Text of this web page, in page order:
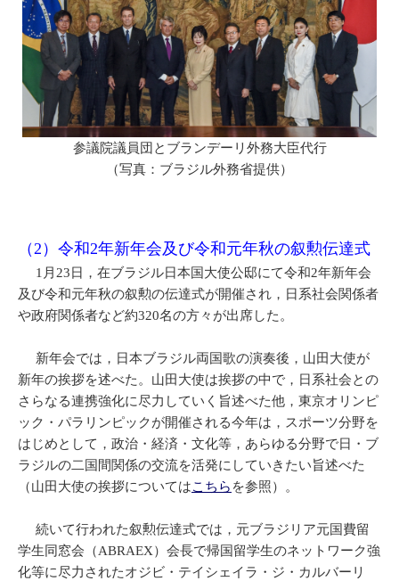
参議院議員団とブランデーリ外務大臣代行
（写真：ブラジル外務省提供）
（2）令和2年新年会及び令和元年秋の叙勲伝達式
1月23日，在ブラジル日本国大使公邸にて令和2年新年会
及び令和元年秋の叙勲の伝達式が開催され，日系社会関係者
や政府関係者など約320名の方々が出席した。
新年会では，日本ブラジル両国歌の演奏後，山田大使が
新年の挨拶を述べた。山田大使は挨拶の中で，日系社会との
さらなる連携強化に尽力していく旨述べた他，東京オリンピ
ック・パラリンピックが開催される今年は，スポーツ分野を
はじめとして，政治・経済・文化等，あらゆる分野で日・ブ
ラジルの二国間関係の交流を活発にしていきたい旨述べた
（山田大使の挨拶についてはこちら を参照）。
続いて行われた叙勲伝達式では，元ブラジリア元国費留
学生同窓会（ABRAEX）会長で帰国留学生のネットワーク強
化等に尽力されたオジビ・テイシェイラ・ジ・カルバーリ